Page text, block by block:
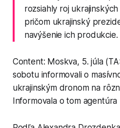
rozsiahly roj
pričom ukrajinský
navýšenie ich produkcie.
Content: Moskva, 5. júla
sobotu informovali o
ukrajinským dronom na
Informovala o tom agentúra